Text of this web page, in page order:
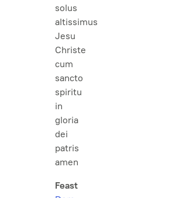
solus
altissimus
Jesu
Christe
cum
sancto
spiritu
in
gloria
dei
patris
amen
Feast